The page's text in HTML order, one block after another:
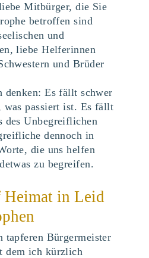
Mitbürger, die Sie
betroffen sind
und
liebe Helferinnen
und Brüder
denken: Es fällt schwer
was passiert ist. Es fällt
des Unbegreiflichen
dennoch in
die uns helfen
zu begreifen.
Heimat in Leid
tapferen Bürgermeister
dem ich kürzlich